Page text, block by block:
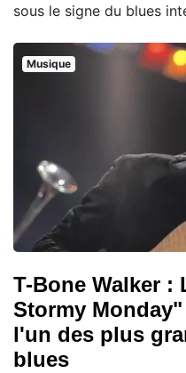
sous le signe du blues
Musique
T-Bone Walker
Stormy
l'un des plus
blues